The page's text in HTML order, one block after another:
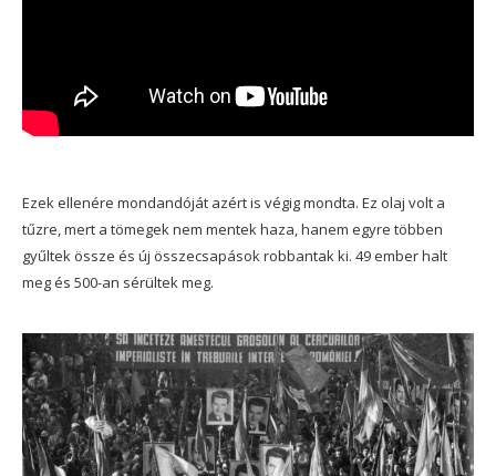
Ezek ellenére mondandóját azért is végig mondta. Ez olaj volt a
tűzre, mert a tömegek nem mentek haza, hanem egyre többen
gyűltek össze és új összecsapások robbantak ki. 49 ember halt
meg és 500-an sérültek meg.